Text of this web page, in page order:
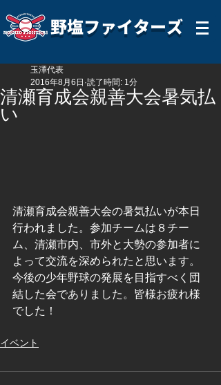
野塩ファイターズ
清瀬育成会親善大会暑気払
い
玉澤代表
2016年8月6日 読了時間: 1分
清瀬育成会親善大会の暑気払いが本日
行われました。参加チームは８チー
ム、清瀬市内、市外と大勢の参加者に
よって交流を深められたと思います。
今後の少年野球の発展を目指すべく団
結した会でありました。皆様お疲れ様
でした！
イベント